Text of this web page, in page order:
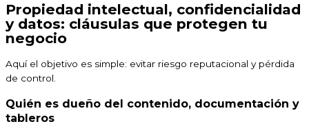
Propiedad intelectual, confidencialidad
y datos: cláusulas que protegen tu
negocio
Aquí el objetivo es simple: evitar riesgo reputacional y pérdida
de control.
Quién es dueño del contenido, documentación y
tableros